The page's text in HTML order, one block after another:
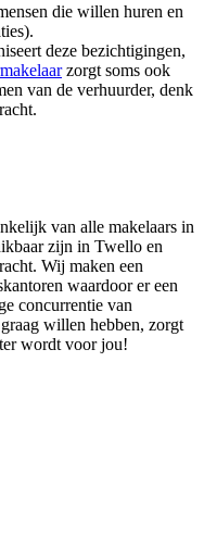
die willen huren en
deze bezichtigingen,
zorgt soms ook
van de verhuurder, denk
van alle makelaars in
zijn in Twello en
Wij maken een
waardoor er een
concurrentie van
willen hebben, zorgt
wordt voor jou!